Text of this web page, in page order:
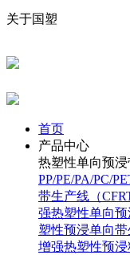
关于国塑
首页
产品中心
热塑性单向预浸
PP/PE/PA/PC/
带生产线（
强热塑性单向预
塑性预浸单向带
增强热塑性预浸